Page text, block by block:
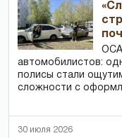
автомобилистов:
полисы стали
сложности с
30 июля 2026